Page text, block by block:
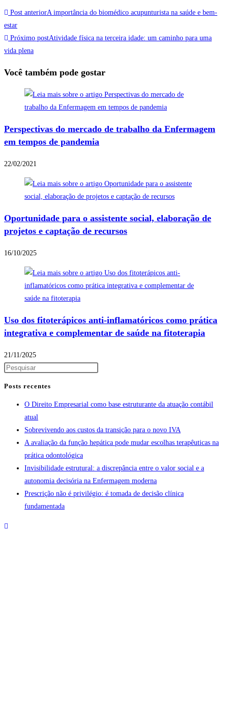
Post anteriorA importância do biomédico acupunturista na saúde e bem-
estar
Próximo postAtividade física na terceira idade: um caminho para uma
vida plena
Você também pode gostar
Perspectivas do mercado de trabalho da Enfermagem
em tempos de pandemia
22/02/2021
Oportunidade para o assistente social, elaboração de
projetos e captação de recursos
16/10/2025
Uso dos fitoterápicos anti-inflamatóricos como prática
integrativa e complementar de saúde na fitoterapia
21/11/2025
Posts recentes
O Direito Empresarial como base estruturante da atuação contábil
atual
Sobrevivendo aos custos da transição para o novo IVA
A avaliação da função hepática pode mudar escolhas terapêuticas na
prática odontológica
Invisibilidade estrutural: a discrepância entre o valor social e a
autonomia decisória na Enfermagem moderna
Prescrição não é privilégio: é tomada de decisão clínica
fundamentada